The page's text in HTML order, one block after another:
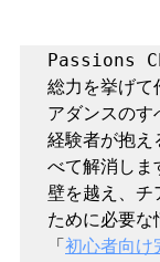
Passions
総力を挙げて
アダンスのす
経験者が抱え
べて解消しま
壁を越え、チ
ために必要な
「初心者向け